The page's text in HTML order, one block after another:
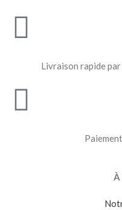
Livraison rapide
À